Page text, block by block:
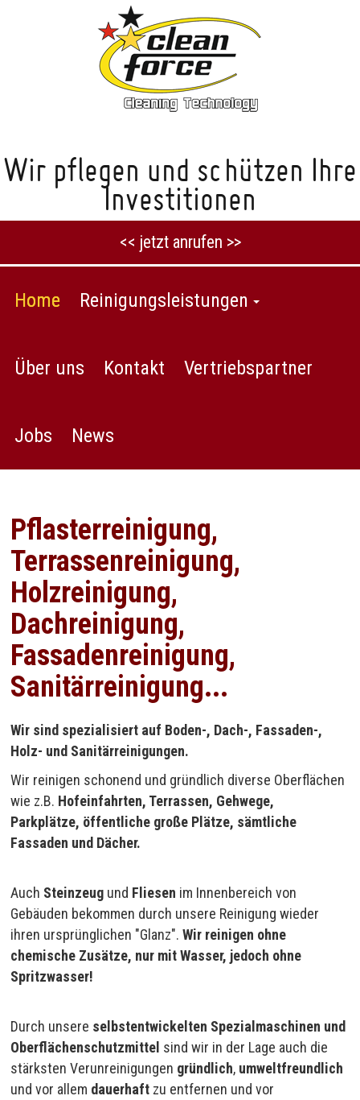
Wir pflegen und schützen Ihre
Investitionen
<< jetzt anrufen >>
Home Reinigungsleistungen
Über uns Kontakt Vertriebspartner
Jobs News
Pflasterreinigung,
Terrassenreinigung,
Holzreinigung,
Dachreinigung,
Fassadenreinigung,
Sanitärreinigung...
Wir sind spezialisiert auf Boden-, Dach-, Fassaden-,
Holz- und Sanitärreinigungen.
Wir reinigen schonend und gründlich diverse Oberflächen
wie z.B. Hofeinfahrten, Terrassen, Gehwege,
Parkplätze, öffentliche große Plätze, sämtliche
Fassaden und Dächer.
Auch Steinzeug und Fliesen im Innenbereich von
Gebäuden bekommen durch unsere Reinigung wieder
ihren ursprünglichen "Glanz".Wir reinigen ohne
chemische Zusätze, nur mit Wasser, jedoch ohne
Spritzwasser!
Durch unsere selbstentwickelten Spezialmaschinen und
Oberflächenschutzmittel sind wir in der Lage auch die
stärksten Verunreinigungen gründlich, umweltfreundlich
und vor allem dauerhaft zu entfernen und vor